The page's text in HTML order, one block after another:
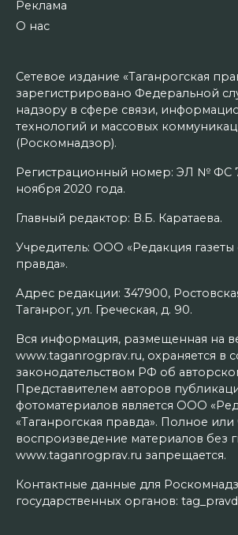
Реклама
О нас
Сетевое издание «Таганрогская
зарегистрировано Федеральной
надзору в сфере связи,
технологий и массовых
(Роскомнадзор).
Регистрационный номер: ЭЛ № ФС
ноября 2020 года.
Главный редактор: В.Б. Каратаева.
Учредитель: ООО «Редакция газеты
правда».
Адрес редакции: 347900,
Таганрог, ул. Греческая, д. 90.
Вся информация, размещенная на
www.taganrogprav.ru, охраняется в
законодательством РФ об
Представителем авторов
фотоматериалов является ООО
«Таганрогская правда». Полное или
воспроизведение материалов без
www.taganrogprav.ru запрещается.
Контактные данные для
государственных органов: